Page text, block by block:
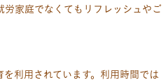
労家庭でなくてもリフレッシュやご
利用されています。利用時間では